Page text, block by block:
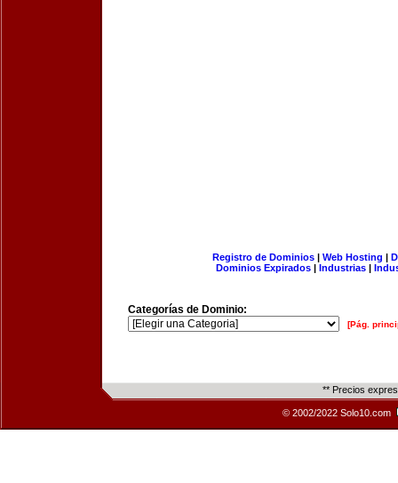
Registro de Dominios| Web Hosting |
Dominios Expirados | Industrias |
Categorías de Dominio:
[Pág.
** Precios
© 2002/2022 Solo10.com